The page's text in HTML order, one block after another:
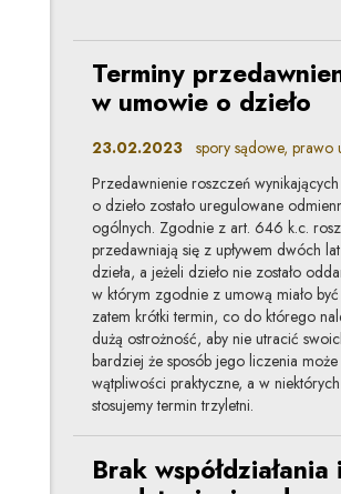
Terminy
w umowie o dzieło
23.02.2023 spory sądowe, prawo
Przedawnienie roszczeń
o dzieło zostało uregulowane
ogólnych. Zgodnie z art. 646 k.c.
przedawniają się z upływem dwóch
dzieła, a jeżeli dzieło nie zostało
w którym zgodnie z umową miało być
zatem krótki termin, co do którego
dużą ostrożność, aby nie utracić
bardziej że sposób jego liczenia
wątpliwości praktyczne, a w
stosujemy termin trzyletni.
Brak